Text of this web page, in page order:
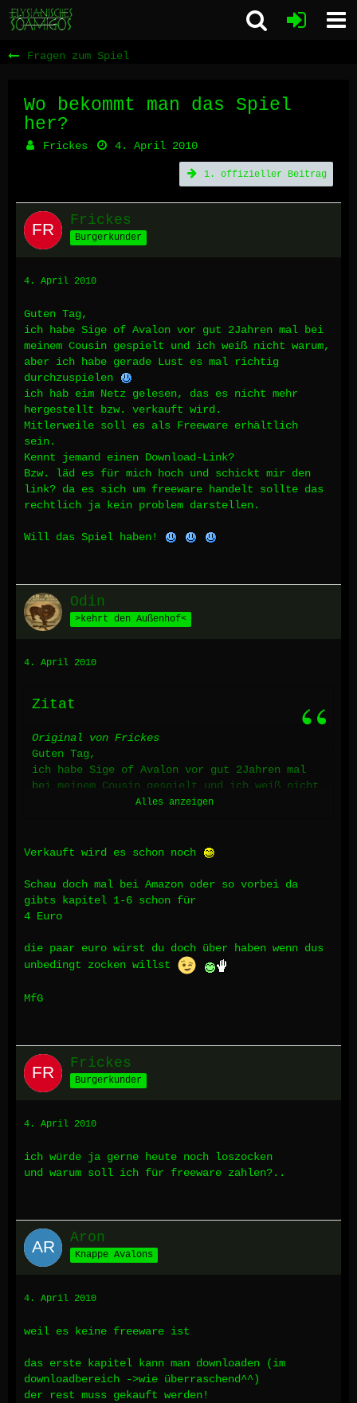
Fragen zum Spiel
Wo bekommt man das Spiel
her?
Frickes 4. April 2010
1. offizieller Beitrag
Frickes
Burgerkunder
4. April 2010
Guten Tag,
ich habe Sige of Avalon vor gut 2Jahren mal bei
meinem Cousin gespielt und ich weiß nicht warum,
aber ich habe gerade Lust es mal richtig
durchzuspielen
ich hab eim Netz gelesen, das es nicht mehr
hergestellt bzw. verkauft wird.
Mitlerweile soll es als Freeware erhältlich
sein.
Kennt jemand einen Download-Link?
Bzw. läd es für mich hoch und schickt mir den
link? da es sich um freeware handelt sollte das
rechtlich ja kein problem darstellen.
Will das Spiel haben!
Odin
>kehrt den Außenhof<
4. April 2010
Zitat
Original von Frickes
Guten Tag,
ich habe Sige of Avalon vor gut 2Jahren mal
bei meinem Cousin gespielt und ich weiß nicht
warum, aber ich habe gerade Lust es mal
hergestellt bzw. verkauft wird.
sein.
Kennt jemand einen Download-Link?
Bzw. läd es für mich hoch und schickt mir den
das rechtlich ja kein problem darstellen.
Alles anzeigen
Verkauft wird es schon noch
Schau doch mal bei Amazon oder so vorbei da
gibts kapitel 1-6 schon für
4 Euro
die paar euro wirst du doch über haben wenn dus
unbedingt zocken willst
MfG
Frickes
Burgerkunder
4. April 2010
ich würde ja gerne heute noch loszocken
und warum soll ich für freeware zahlen?..
Aron
Knappe Avalons
4. April 2010
weil es keine freeware ist
das erste kapitel kann man downloaden (im
downloadbereich ->wie überraschend^^)
der rest muss gekauft werden!